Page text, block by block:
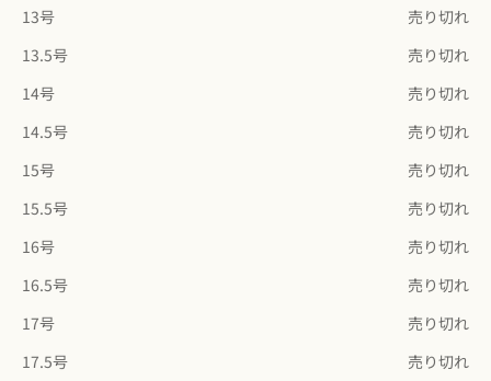
13号
売り切れ
13.5号
売り切れ
14号
売り切れ
14.5号
売り切れ
15号
売り切れ
15.5号
売り切れ
16号
売り切れ
16.5号
売り切れ
17号
売り切れ
17.5号
売り切れ